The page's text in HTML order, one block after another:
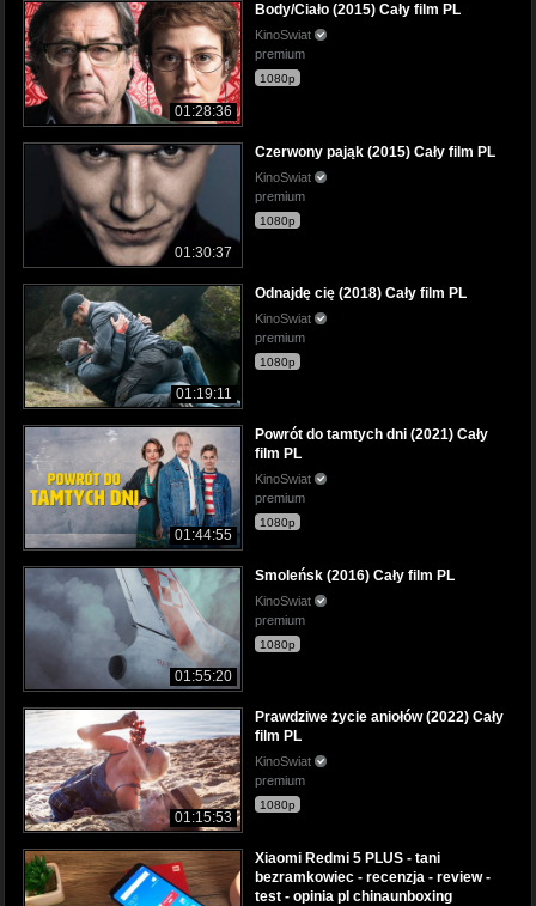
01:28:36
Body/Ciało (2015) Cały film PL
KinoSwiat
premium
1080p
01:30:37
Czerwony pająk (2015) Cały film PL
KinoSwiat
premium
1080p
01:19:11
Odnajdę cię (2018) Cały film PL
KinoSwiat
premium
1080p
01:44:55
Powrót do tamtych dni (2021) Cały
film PL
KinoSwiat
premium
1080p
01:55:20
Smoleńsk (2016) Cały film PL
KinoSwiat
premium
1080p
01:15:53
Prawdziwe życie aniołów (2022) Cały
film PL
KinoSwiat
premium
1080p
Xiaomi Redmi 5 PLUS - tani
bezramkowiec - recenzja - review -
test - opinia pl chinaunboxing